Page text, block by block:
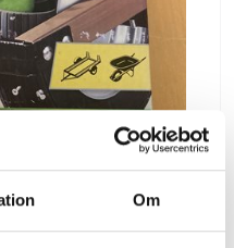
Om